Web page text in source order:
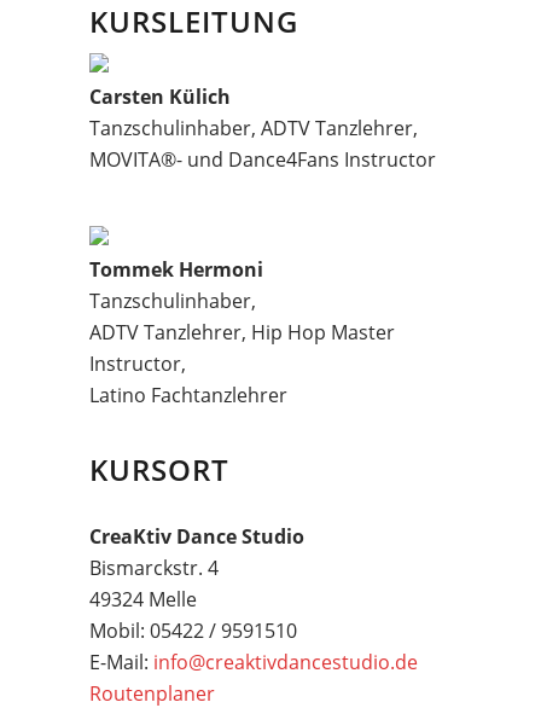
KURSLEITUNG
Carsten Külich
Tanzschulinhaber, ADTV Tanzlehrer,
MOVITA®- und Dance4Fans Instructor
Tommek Hermoni
Tanzschulinhaber,
ADTV Tanzlehrer, Hip Hop Master
Instructor,
Latino Fachtanzlehrer
KURSORT
CreaKtiv Dance Studio
Bismarckstr. 4
49324 Melle
Mobil: 05422 / 9591510
E-Mail: info@creaktivdancestudio.de
Routenplaner